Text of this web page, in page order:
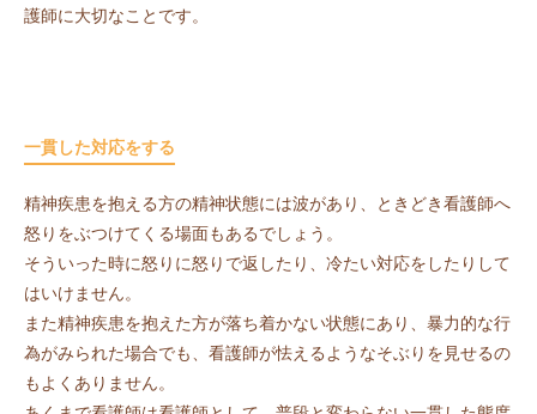
護師に大切なことです。
一貫した対応をする
精神疾患を抱える方の精神状態には波があり、ときどき看護師へ
怒りをぶつけてくる場面もあるでしょう。
そういった時に怒りに怒りで返したり、冷たい対応をしたりして
はいけません。
また精神疾患を抱えた方が落ち着かない状態にあり、暴力的な行
為がみられた場合でも、看護師が怯えるようなそぶりを見せるの
もよくありません。